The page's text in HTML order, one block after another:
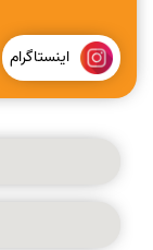
اینستاگرام